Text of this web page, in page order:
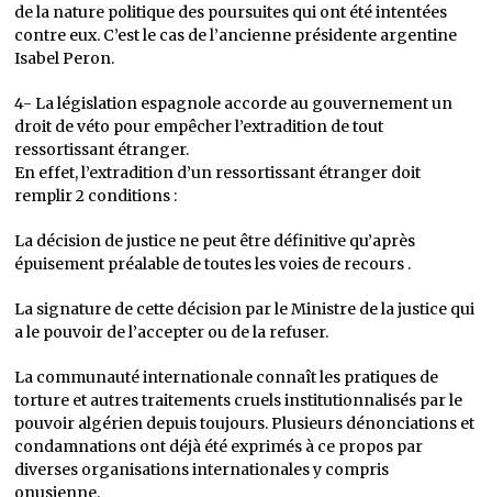
de la nature politique des poursuites qui ont été intentées
contre eux. C’est le cas de l’ancienne présidente argentine
Isabel Peron.
4- La législation espagnole accorde au gouvernement un
droit de véto pour empêcher l’extradition de tout
ressortissant étranger.
En effet, l’extradition d’un ressortissant étranger doit
remplir 2 conditions :
La décision de justice ne peut être définitive qu’après
épuisement préalable de toutes les voies de recours .
La signature de cette décision par le Ministre de la justice qui
a le pouvoir de l’accepter ou de la refuser.
La communauté internationale connaît les pratiques de
torture et autres traitements cruels institutionnalisés par le
pouvoir algérien depuis toujours. Plusieurs dénonciations et
condamnations ont déjà été exprimés à ce propos par
diverses organisations internationales y compris
onusienne.